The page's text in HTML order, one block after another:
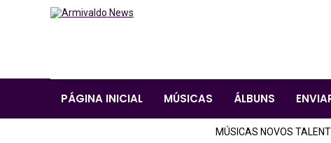
PÁGINA INICIAL MÚSICAS ÁLBUNS
MÚSICAS NOVOS